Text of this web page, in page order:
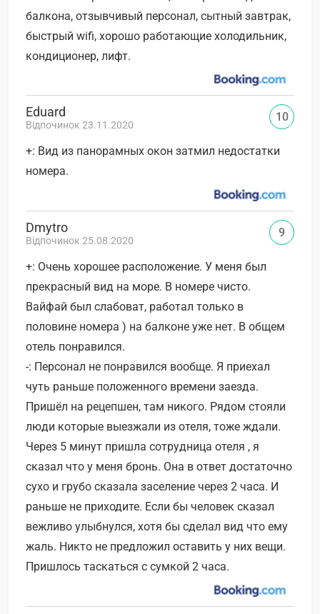
балкона, отзывчивый персонал, сытный завтрак,
быстрый wifi, хорошо работающие холодильник,
кондиционер, лифт.
Eduard
Відпочинок 23.11.2020
+: Вид из панорамных окон затмил недостатки
номера.
10
Dmytro
Відпочинок 25.08.2020
+: Очень хорошее расположение. У меня был
прекрасный вид на море. В номере чисто.
Вайфай был слабоват, работал только в
половине номера ) на балконе уже нет. В общем
отель понравился.
-: Персонал не понравился вообще. Я приехал
чуть раньше положенного времени заезда.
Пришёл на рецепшен, там никого. Рядом стояли
люди которые выезжали из отеля, тоже ждали.
Через 5 минут пришла сотрудница отеля , я
сказал что у меня бронь. Она в ответ достаточно
сухо и грубо сказала заселение через 2 часа. И
раньше не приходите. Если бы человек сказал
вежливо улыбнулся, хотя бы сделал вид что ему
жаль. Никто не предложил оставить у них вещи.
Пришлось таскаться с сумкой 2 часа.
9